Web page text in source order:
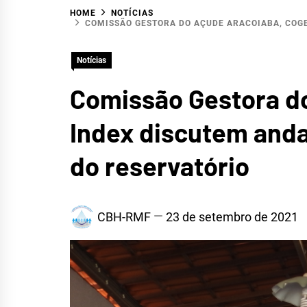
HOME
NOTÍCIAS
COMISSÃO GESTORA DO AÇUDE ARACOIABA,
Notícias
Comissão Gestora
Index discutem
do reservatório
CBH-RMF 23 de setembro de 2021